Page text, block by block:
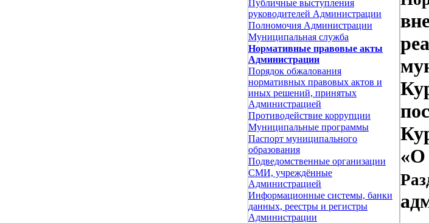
Публичные выступления
руководителей Администрации
Полномочия Администрации
Муниципальная служба
Нормативные правовые акты
Администрации
Порядок обжалования
нормативных правовых актов и
иных решений, принятых
Администрацией
Противодействие коррупции
Муниципальные программы
Паспорт муниципального
образования
Подведомственные организации
СМИ, учреждённые
Администрацией
Информационные системы, банки
данных, реестры и регистры
Администрации
«О